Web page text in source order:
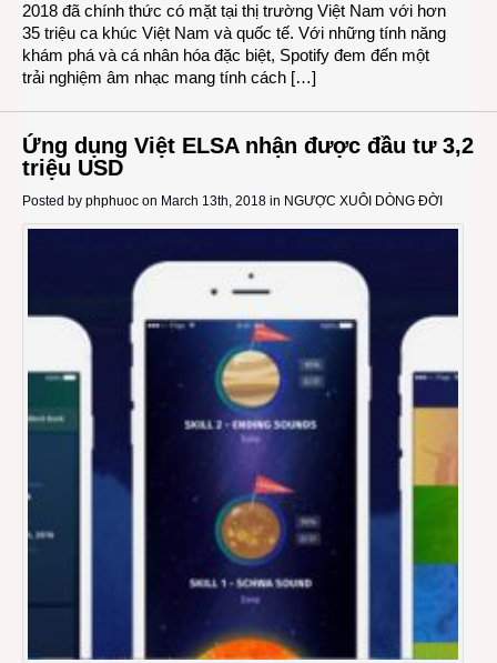
2018 đã chính thức có mặt tại thị trường Việt Nam với hơn
35 triệu ca khúc Việt Nam và quốc tế. Với những tính năng
khám phá và cá nhân hóa đặc biệt, Spotify đem đến một
trải nghiệm âm nhạc mang tính cách […]
Ứng dụng Việt ELSA nhận được đầu tư 3,2
triệu USD
Posted by phphuoc on March 13th, 2018 in NGƯỢC XUÔI DÒNG ĐỜI